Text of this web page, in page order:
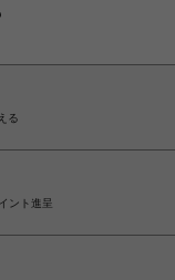
る
ント進呈